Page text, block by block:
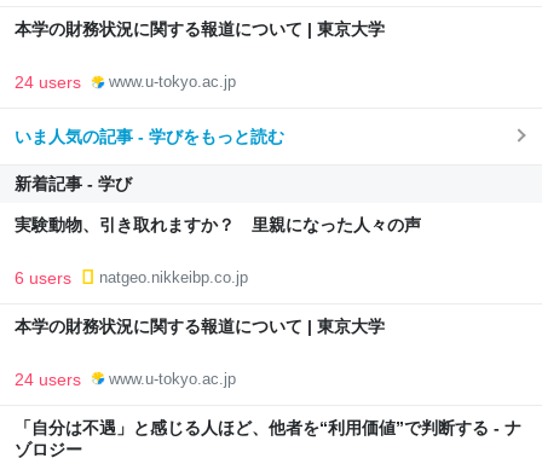
本学の財務状況に関する報道について | 東京大学
24 users www.u-tokyo.ac.jp
いま人気の記事 - 学びをもっと読む
新着記事 - 学び
実験動物、引き取れますか？ 里親になった人々の声
6 users natgeo.nikkeibp.co.jp
本学の財務状況に関する報道について | 東京大学
24 users www.u-tokyo.ac.jp
「自分は不遇」と感じる人ほど、他者を“利用価値”で判断する - ナ
ゾロジー